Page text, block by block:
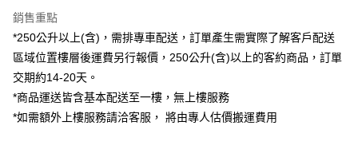
台灣樂天信用卡公司
玉山商業銀行
台灣樂天信用卡公司
元大商業銀行
玉山商業銀行
星展（台灣）商業銀行
台新國際商業銀行
中國信託商業銀行
Google Pay
全支付
全盈+PAY
AFTEE先享後付
銷售重點
*250公升以上(含)，需排專車配送，訂單產生需實際了解客戶配送
區域位置樓層後運費另行報價，250公升(含)以上的客約商品，訂單
交期約14-20天。
*商品運送皆含基本配送至一樓，無上樓服務
*如需額外上樓服務請洽客服， 將由專人估價搬運費用